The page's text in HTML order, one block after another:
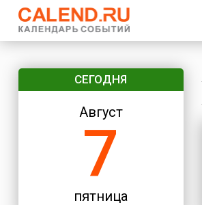
СЕГОДНЯ
Август
7
пятница